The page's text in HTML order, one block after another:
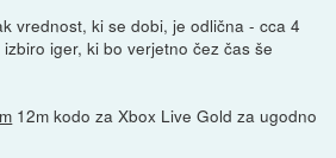
vrednost, ki se dobi, je odlična - cca 4
iger, ki bo verjetno čez čas še
12m kodo za Xbox Live Gold za ugodno